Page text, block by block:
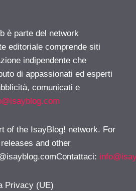
è parte del network
editoriale comprende siti
indipendente che
di appassionati ed esperti
comunicati e
of the IsayBlog! network. For
and other
:
Privacy (UE)